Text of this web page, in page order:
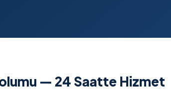
— 24 Saatte Hizmet